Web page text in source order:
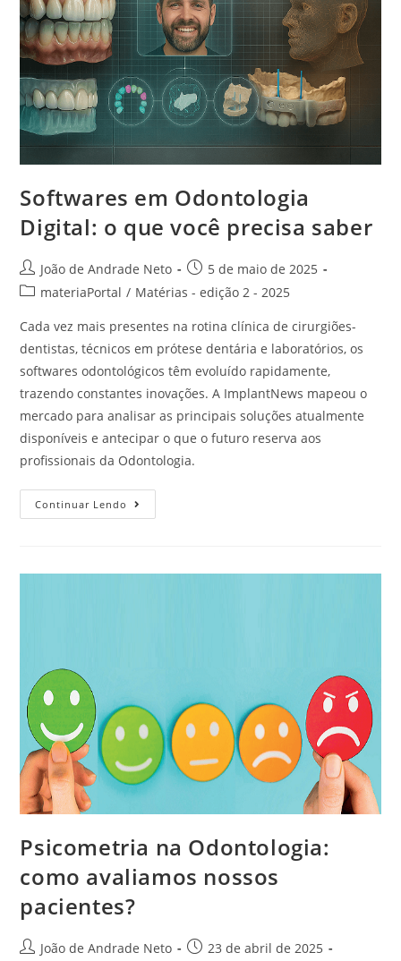
Softwares em Odontologia
Digital: o que você precisa saber
João de Andrade Neto
5 de maio de 2025
materiaPortal / Matérias - edição 2 - 2025
Cada vez mais presentes na rotina clínica de cirurgiões-
dentistas, técnicos em prótese dentária e laboratórios, os
softwares odontológicos têm evoluído rapidamente,
trazendo constantes inovações. A ImplantNews mapeou o
mercado para analisar as principais soluções atualmente
disponíveis e antecipar o que o futuro reserva aos
profissionais da Odontologia.
Continuar Lendo
Psicometria na Odontologia:
como avaliamos nossos
pacientes?
João de Andrade Neto
23 de abril de 2025